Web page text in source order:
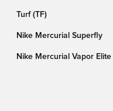
Turf (TF)
Nike Mercurial Superfly
Nike Mercurial Vapor Elite